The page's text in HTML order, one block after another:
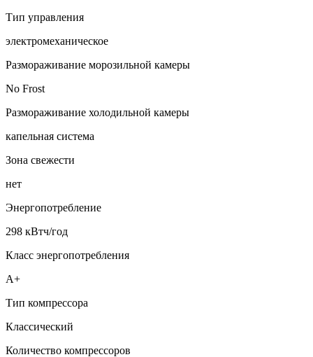
Тип управления
электромеханическое
Размораживание морозильной камеры
No Frost
Размораживание холодильной камеры
капельная система
Зона свежести
нет
Энергопотребление
298 кВтч/год
Класс энергопотребления
A+
Тип компрессора
Классический
Количество компрессоров